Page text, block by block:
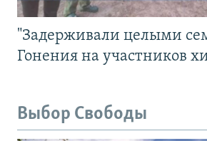
"Задерживали целыми
Гонения на участников
Выбор Свободы